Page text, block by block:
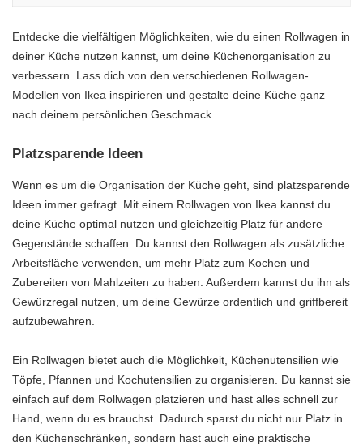
Entdecke die vielfältigen Möglichkeiten, wie du einen Rollwagen in
deiner Küche nutzen kannst, um deine Küchenorganisation zu
verbessern. Lass dich von den verschiedenen Rollwagen-
Modellen von Ikea inspirieren und gestalte deine Küche ganz
nach deinem persönlichen Geschmack.
Platzsparende Ideen
Wenn es um die Organisation der Küche geht, sind platzsparende
Ideen immer gefragt. Mit einem Rollwagen von Ikea kannst du
deine Küche optimal nutzen und gleichzeitig Platz für andere
Gegenstände schaffen. Du kannst den Rollwagen als zusätzliche
Arbeitsfläche verwenden, um mehr Platz zum Kochen und
Zubereiten von Mahlzeiten zu haben. Außerdem kannst du ihn als
Gewürzregal nutzen, um deine Gewürze ordentlich und griffbereit
aufzubewahren.
Ein Rollwagen bietet auch die Möglichkeit, Küchenutensilien wie
Töpfe, Pfannen und Kochutensilien zu organisieren. Du kannst sie
einfach auf dem Rollwagen platzieren und hast alles schnell zur
Hand, wenn du es brauchst. Dadurch sparst du nicht nur Platz in
den Küchenschränken, sondern hast auch eine praktische